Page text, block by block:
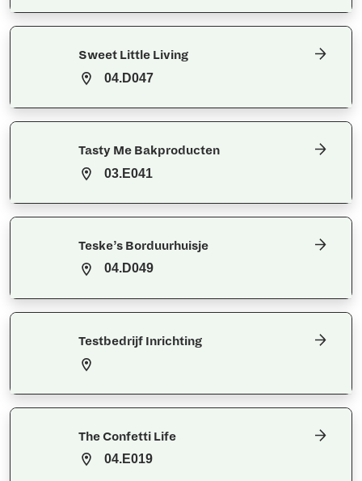
Sweet Little Living
04.D047
Tasty Me Bakproducten
03.E041
Teske’s Borduurhuisje
04.D049
Testbedrijf Inrichting
The Confetti Life
04.E019